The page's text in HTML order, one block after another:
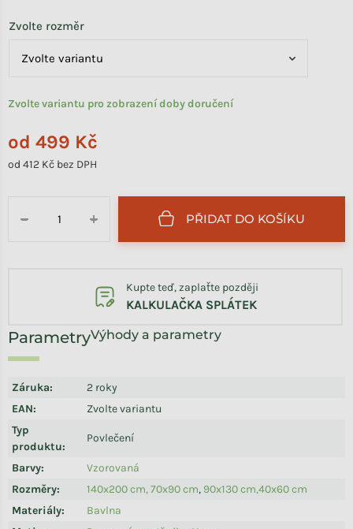
od 499 Kč
od 412 Kč bez DPH
Zvolte variantu pro zobrazení doby doručení
Zvolte rozměr
+
− PŘIDAT DO KOŠÍKU
Výhody a parametry
Záruka:
2 roky
EAN:
Zvolte variantu
Typ
produktu:
Povlečení
Barvy:
Vzorovaná
Rozměry: 140x200 cm, 70x90 cm, 90x130 cm,40x60 cm
Materiály:
Bavlna
Kupte teď, zaplaťte později
KALKULAČKA SPLÁTEK